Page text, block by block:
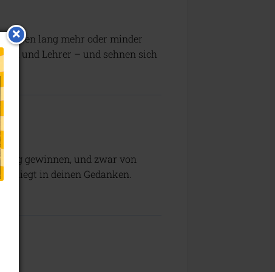
Leben lang mehr oder minder
und Lehrer – und sehnen sich
gewinnen, und zwar von
liegt in deinen Gedanken.